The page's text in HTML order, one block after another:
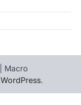
| Macro
WordPress.